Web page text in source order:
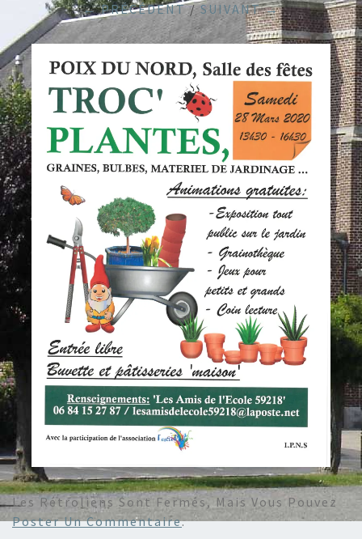
← PRÉCÉDENT/SUIVANT →
Les Rétroliens Sont Fermés, Mais Vous Pouvez
Poster Un Commentaire.